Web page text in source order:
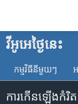
គេហទំព័រ​
ទាក់ទង
និង​
ចូល​
កម្ពុជា
អន្តរជាតិ
វីអូអេថ្ងៃនេះ
កម្មវិធី​នីមួយៗ
ការកើនឡើង​កំ